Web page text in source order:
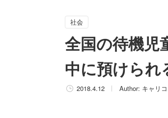
社会
全国の待機
中に預けられ
2018.4.12 Author: キャリ